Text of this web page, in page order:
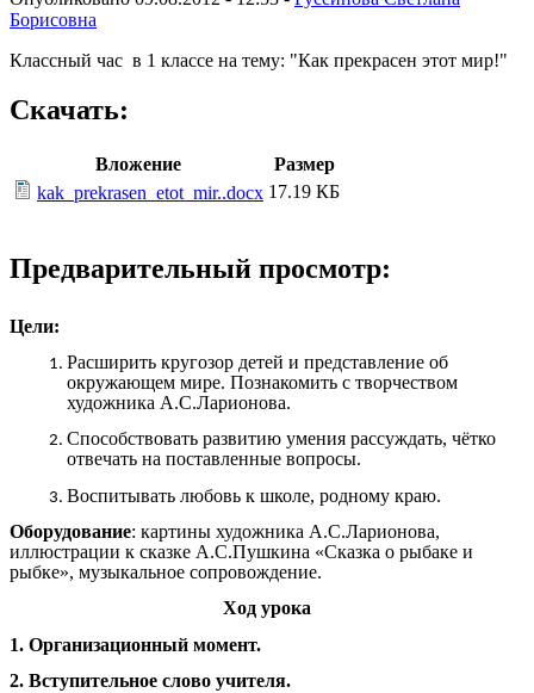
Борисовна
Классный час в 1 классе на тему: "Как прекрасен этот мир!"
Скачать:
Вложение
Размер
kak_prekrasen_etot_mir..docx 17.19 КБ
Предварительный просмотр:
Цели:
Расширить кругозор детей и представление об
окружающем мире. Познакомить с творчеством
художника А.С.Ларионова.
Способствовать развитию умения рассуждать, чётко
отвечать на поставленные вопросы.
Воспитывать любовь к школе, родному краю.
Оборудование: картины художника А.С.Ларионова,
иллюстрации к сказке А.С.Пушкина «Сказка о рыбаке и
рыбке», музыкальное сопровождение.
Ход урока
1. Организационный момент.
2. Вступительное слово учителя.